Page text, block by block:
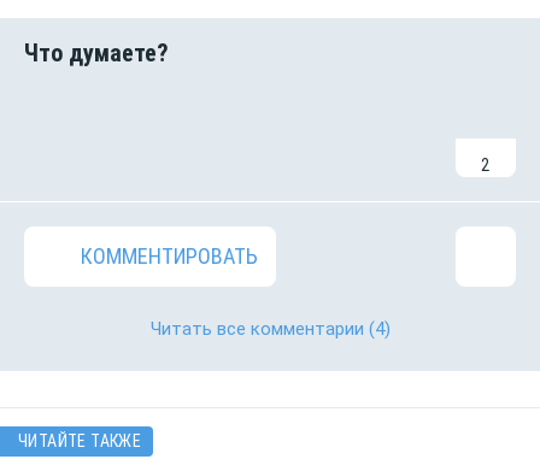
2
КОММЕНТИРОВАТЬ
Читать все комментарии (4)
ЧИТАЙТЕ ТАКЖЕ